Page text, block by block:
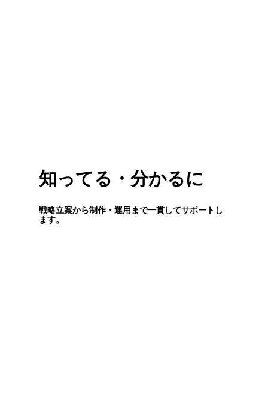
知ってる ・ 分かるに
戦略立案から制作・ 運用 まで一貫してサポー ト し
ます